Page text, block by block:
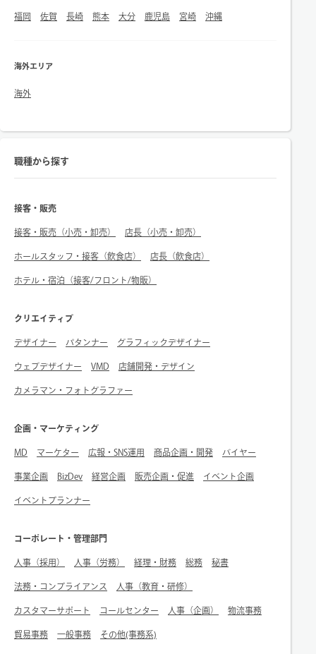
福岡 佐賀 長崎 熊本 大分 鹿児島 宮崎 沖縄
海外エリア
海外
職種から探す
接客・販売
接客・販売（小売・卸売） 店長（小売・卸売）
ホールスタッフ・接客（飲食店） 店長（飲食店）
ホテル・宿泊（接客/フロント/物販）
クリエイティブ
デザイナー パタンナー グラフィックデザイナー
ウェブデザイナー VMD 店舗開発・デザイン
カメラマン・フォトグラファー
企画・マーケティング
MD マーケター 広報・SNS運用 商品企画・開発 バイヤー
事業企画 BizDev 経営企画 販売企画・促進 イベント企画
イベントプランナー
コーポレート・管理部門
人事（採用） 人事（労務） 経理・財務 総務 秘書
法務・コンプライアンス 人事（教育・研修）
カスタマーサポート コールセンター 人事（企画） 物流事務
貿易事務 一般事務 その他(事務系)